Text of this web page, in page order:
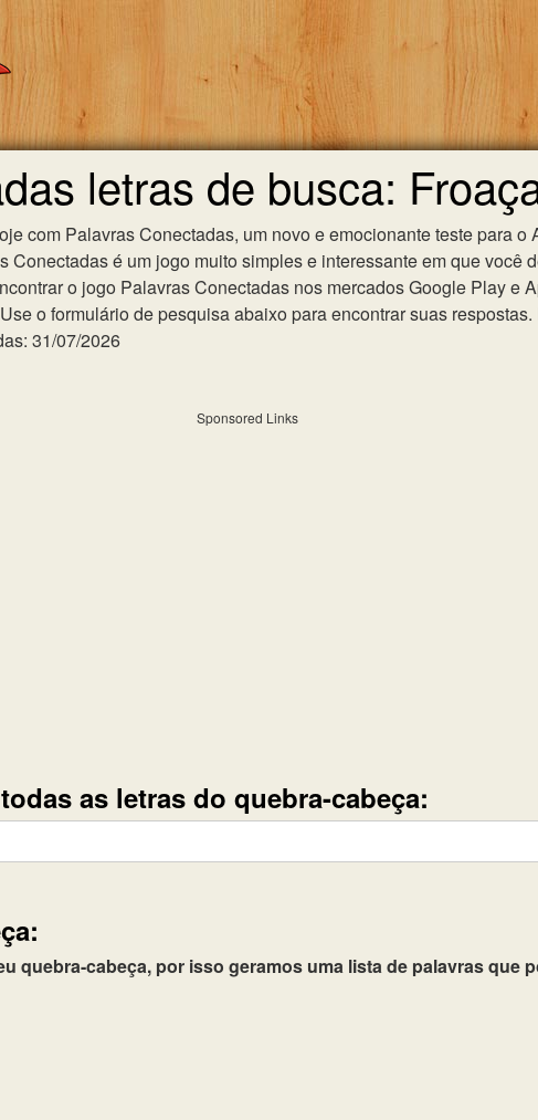
letras de busca:
com Palavras Conectadas, um novo e emocionante teste para
Conectadas é um jogo muito simples e interessante em que você
o jogo Palavras Conectadas nos mercados Google Play e
o formulário de pesquisa abaixo para encontrar suas
31/07/2026
Sponsored Links
as letras do quebra-cabeça:
quebra-cabeça, por isso geramos uma lista de palavras que